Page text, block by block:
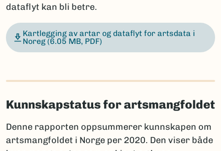
dataflyt kan bli betre.
Kartlegging av artar og dataflyt for artsdata i
Noreg (6.05 MB, PDF)
Kunnskapstatus for artsmangfoldet
Denne rapporten oppsummerer kunnskapen om
artsmangfoldet i Norge per 2020. Den viser både